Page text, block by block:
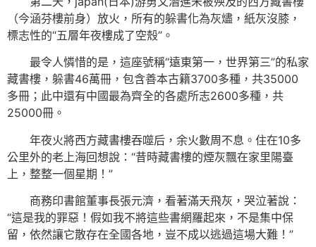
（今涵芬樓前身）放火，所有的躲書化為灰燼，紙灰沒膝，
標志性的“五層年夜樓成了空殼”。
最令人憐惜的是，這座號稱“遠東第一，世界第三”的私家
藏書樓，躲書46萬冊，包含善本古籍3700多種，共35000
多冊；此中還有中國最為齊全的各處所志2600多種，共
25000冊。
年夜火將西方藏書樓吞噬后，余火數周不息。住在10多
公里外的老上海回想說：“昔時藏書樓的煙灰飄在家里陽臺
上，整整一個星期！”
商務印書館董事長張元濟，看著滿天飛灰，哭泣著說：
“這是我的罪惡！假如我不將這些書網羅起來，不是集中保
留，依然讓它散存在全國各地，豈不成以逃過這場大難！”